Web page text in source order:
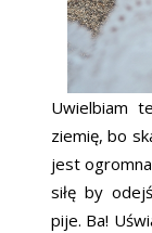
Uwielbiam
ziemię, bo
jest
siłę by
pije. Ba!